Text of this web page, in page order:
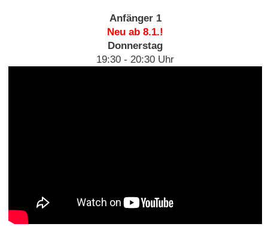
Anfänger 1
Neu ab 8.1.!
Donnerstag
19:30 - 20:30 Uhr